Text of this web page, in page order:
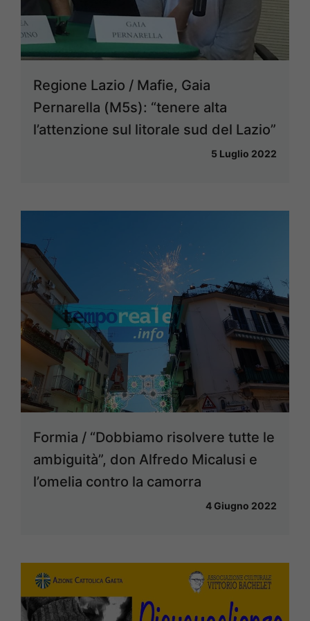
Regione Lazio / Mafie, Gaia
Pernarella (M5s): “tenere alta
l’attenzione sul litorale sud del Lazio”
5 Luglio 2022
Formia / “Dobbiamo risolvere tutte le
ambiguità”, don Alfredo Micalusi e
l’omelia contro la camorra
4 Giugno 2022